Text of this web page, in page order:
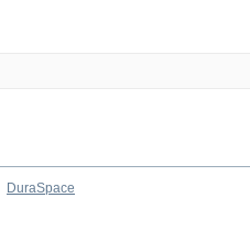
DuraSpace